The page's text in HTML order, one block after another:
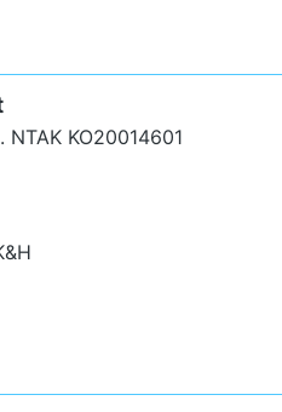
NTAK KO20014601